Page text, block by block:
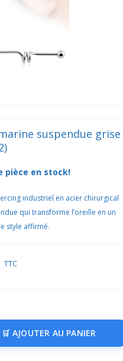
suspendue grise
pièce en stock!
industriel en acier chirurgical
qui transforme l’oreille en un
style affirmé.
TTC
AJOUTER AU PANIER